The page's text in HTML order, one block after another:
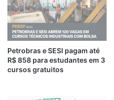
Petrobras e SESI pagam até
R$ 858 para estudantes em 3
cursos gratuitos